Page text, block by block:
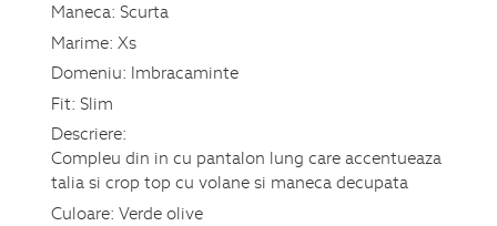
Maneca: Scurta
Marime: Xs
Domeniu: Imbracaminte
Fit: Slim
Descriere:
Compleu din in cu pantalon lung care accentueaza
talia si crop top cu volane si maneca decupata
Culoare: Verde olive